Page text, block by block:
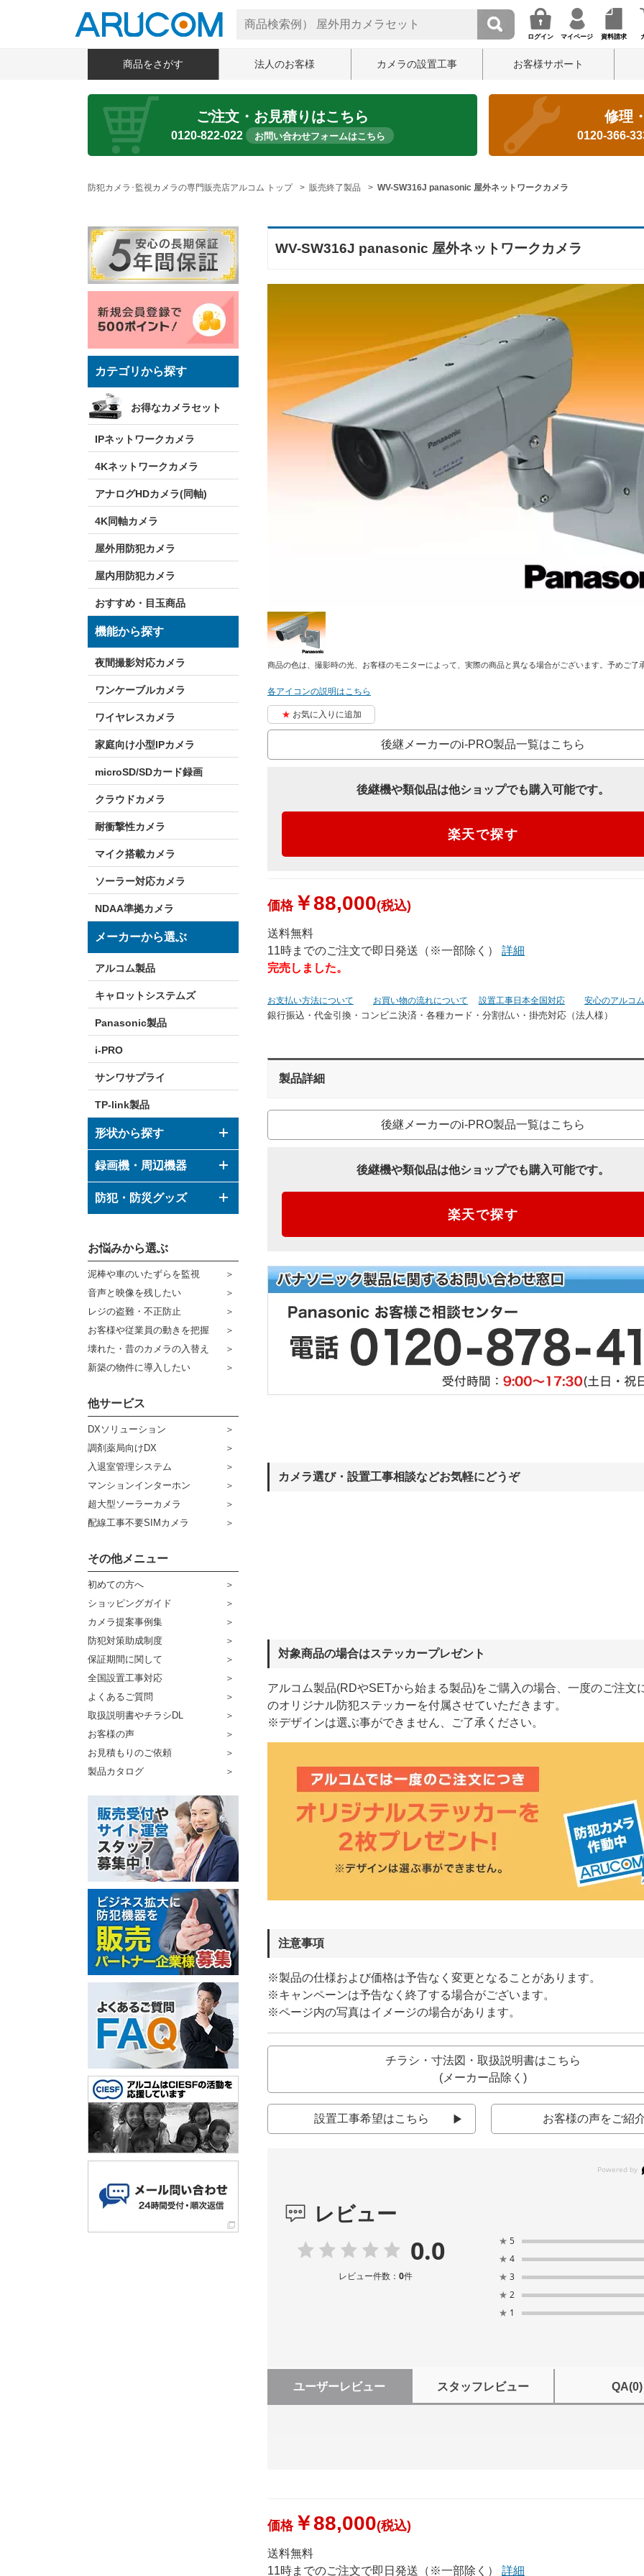
ログイン マイページ 資料請求
商品をさがす 法人のお客様 カメラの設置工事 お客様サポート
ご注文・お見積りはこちら
0120-822-022 お問い合わせフォームはこちら
修理
0120-366-
防犯カメラ･監視カメラの専門販売店アルコム トップ 販売終了製品 WV-SW316J panasonic 屋外ネットワークカメラ
カテゴリから探す
お得なカメラセット
IPネットワークカメラ
4Kネットワークカメラ
アナログHDカメラ(同軸)
4K同軸カメラ
屋外用防犯カメラ
屋内用防犯カメラ
おすすめ・目玉商品
機能から探す
夜間撮影対応カメラ
ワンケーブルカメラ
ワイヤレスカメラ
家庭向け小型IPカメラ
microSD/SDカード録画
クラウドカメラ
耐衝撃性カメラ
マイク搭載カメラ
ソーラー対応カメラ
NDAA準拠カメラ
メーカーから選ぶ
アルコム製品
キャロットシステムズ
Panasonic製品
i-PRO
サンワサプライ
TP-link製品
形状から探す
ドーム型カメラ
ボックス型カメラ
その他形状のカメラ
録画機・周辺機器
デジタルレコーダー
ハウジング
ブラケット
ケーブル
コネクター
その他周辺機器
防犯・防災グッズ
防災グッズ
センサーライト・アラーム
防犯ステッカー
宅配ボックス
販売終了商品
お悩みから選ぶ
泥棒や車のいたずらを監視
音声と映像を残したい
レジの盗難・不正防止
お客様や従業員の動きを把握
壊れた・昔のカメラの入替え
新築の物件に導入したい
他サービス
DXソリューション
調剤薬局向けDX
入退室管理システム
マンションインターホン
超大型ソーラーカメラ
配線工事不要SIMカメラ
その他メニュー
初めての方へ
ショッピングガイド
カメラ提案事例集
防犯対策助成制度
保証期間に関して
全国設置工事対応
よくあるご質問
取扱説明書やチラシDL
お客様の声
お見積もりのご依頼
製品カタログ
WV-SW316J panasonic 屋外ネットワークカメラ
商品の色は、撮影時の光、お客様のモニターによって、実際の商品と異なる場合がございます。予めご了
各アイコンの説明はこちら
お気に入りに追加
後継メーカーのi-PRO製品一覧はこちら
後継機や類似品は他ショップでも購入可能です。
楽天で探す
価格￥88,000(税込)
送料無料
11時までのご注文で即日発送（※一部除く） 詳細
完売しました。
お支払い方法について お買い物の流れについて 設置工事日本全国対応 安心のアルコ
銀行振込・代金引換・コンビニ決済・ 各種カード・分割払い・掛売対応（法人様）
製品詳細
後継メーカーのi-PRO製品一覧はこちら
後継機や類似品は他ショップでも購入可能です。
楽天で探す
カメラ選び・設置工事相談などお気軽にどうぞ
対象商品の場合はステッカープレゼント
アルコム製品(RDやSETから始まる製品)をご購入の場合、一度のご注文
のオリジナル防犯ステッカーを付属させていただきます。
※デザインは選ぶ事ができません、ご了承ください。
注意事項
※製品の仕様および価格は予告なく変更となることがあります。
※キャンペーンは予告なく終了する場合がございます。
※ページ内の写真はイメージの場合があります。
チラシ・寸法図・取扱説明書はこちら
(メーカー品除く)
設置工事希望はこちら お客様の声をご紹
レビュー
0.0
レビュー件数： 0件
★ 5
★ 4
★ 3
★ 2
★ 1
ユーザーレビュー スタッフレビュー QA(0)
価格￥88,000(税込)
送料無料
11時までのご注文で即日発送（※一部除く） 詳細